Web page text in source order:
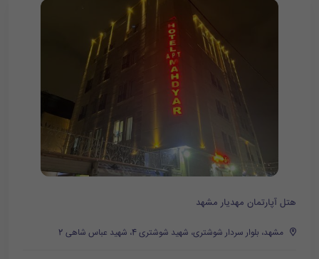
هتل آپارتمان مهدیار مشهد
مشهد، بلوار سردار شوشتری، شهید شوشتری 4، شهید عباس شاهی 2